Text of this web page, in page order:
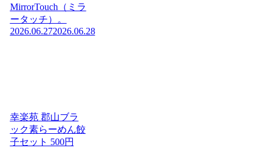
MirrorTouch（ミラ
ータッチ）。
2026.06.272026.06.28
幸楽苑 郡山ブラ
ック素らーめん餃
子セット 500円